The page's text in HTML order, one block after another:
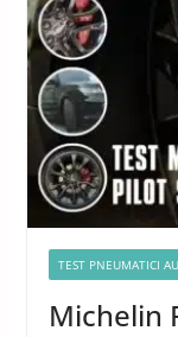
TEST PNEUMATICI
Michelin